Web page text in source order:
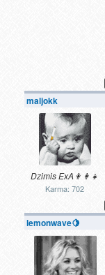
maljokk
Dzimis ExA👩‍👩‍👧‍
Karma: 702
lemonwave🍋